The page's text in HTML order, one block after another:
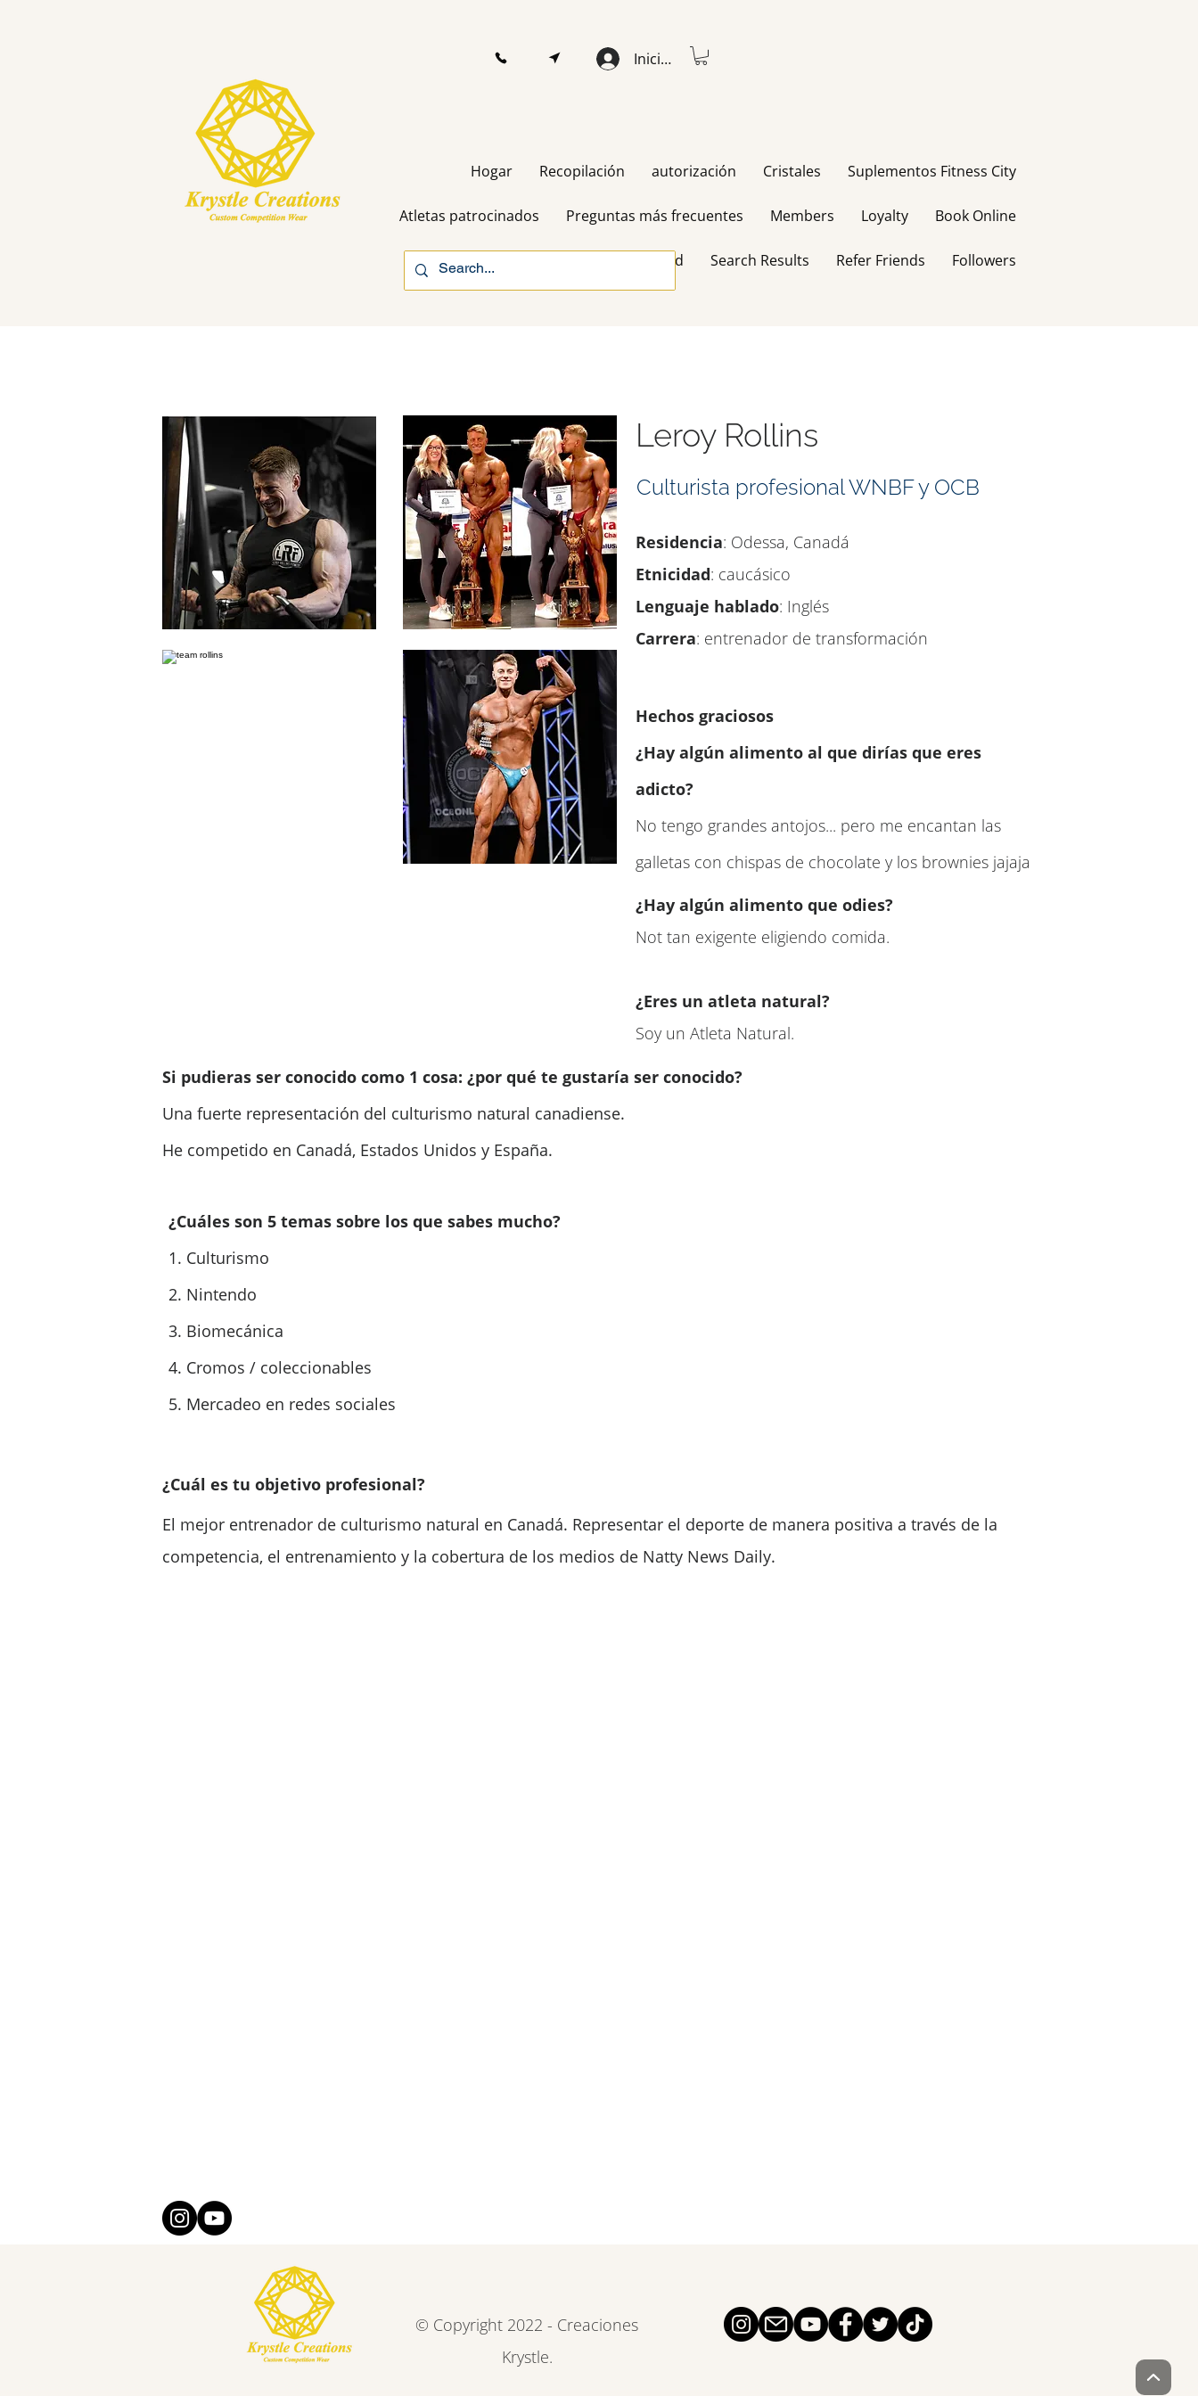
Iniciar sesión
Hogar Recopilación autorización Cristales Suplementos Fitness City
Atletas patrocinados Preguntas más frecuentes Members Loyalty Book Online
Gift Card Search Results Refer Friends Followers
Leroy Rollins
Culturista profesional WNBF y OCB
Residencia: Odessa, Canadá
Etnicidad: caucásico
Lenguaje hablado: Inglés
Carrera: entrenador de transformación
Hechos graciosos
¿Hay algún alimento al que dirías que eres
adicto?
No tengo grandes antojos... pero me encantan las
galletas con chispas de chocolate y los brownies jajaja
¿Hay algún alimento que odies?
Not tan exigente eligiendo comida.
¿Eres un atleta natural?
Soy un Atleta Natural.
Si pudieras ser conocido como 1 cosa: ¿por qué te gustaría ser conocido?
Una fuerte representación del culturismo natural canadiense.
He competido en Canadá, Estados Unidos y España.
¿Cuáles son 5 temas sobre los que sabes mucho?
1. Culturismo
2. Nintendo
3. Biomecánica
4. Cromos / coleccionables
5. Mercadeo en redes sociales
¿Cuál es tu objetivo profesional?
El mejor entrenador de culturismo natural en Canadá. Representar el deporte de manera positiva a través de la
competencia, el entrenamiento y la cobertura de los medios de Natty News Daily.
© Copyright 2022 - Creaciones
Krystle.